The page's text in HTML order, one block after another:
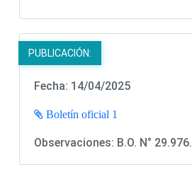
PUBLICACIÓN:
Fecha: 14/04/2025
Boletín oficial 1
Observaciones: B.O. N° 29.976.